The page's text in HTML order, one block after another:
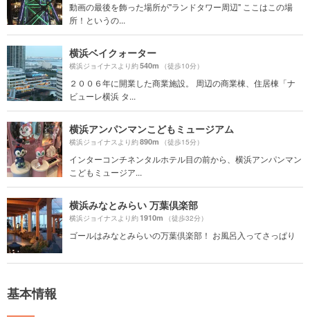
動画の最後を飾った場所が"ランドタワー周辺" ここはこの場
所！というの...
横浜ベイクォーター
横浜ジョイナスより約540m （徒歩10分）
２００６年に開業した商業施設。 周辺の商業棟、住居棟「ナ
ビューレ横浜 タ...
横浜アンパンマンこどもミュージアム
横浜ジョイナスより約890m （徒歩15分）
インターコンチネンタルホテル目の前から、横浜アンパンマン
こどもミュージア...
横浜みなとみらい 万葉倶楽部
横浜ジョイナスより約1910m （徒歩32分）
ゴールはみなとみらいの万葉倶楽部！ お風呂入ってさっぱり
基本情報